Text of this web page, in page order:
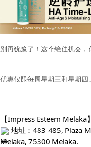
别再犹豫了！这个绝佳机会，
优惠仅限每周星期三和星期四
【Impress Esteem Melaka】
地址：483-485, Plaza
Melaka, 75300 Melaka.